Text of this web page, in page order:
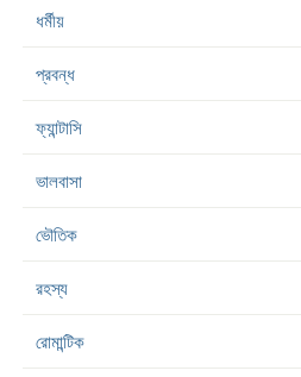
ধর্মীয়
প্রবন্ধ
ফ্যান্টাসি
ভালবাসা
ভৌতিক
রহস্য
রোমান্টিক